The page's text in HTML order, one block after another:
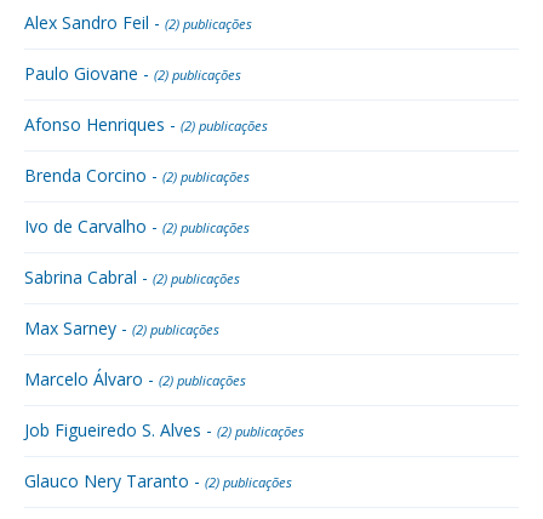
Alex Sandro Feil - (2) publicações
Paulo Giovane - (2) publicações
Afonso Henriques - (2) publicações
Brenda Corcino - (2) publicações
Ivo de Carvalho - (2) publicações
Sabrina Cabral - (2) publicações
Max Sarney - (2) publicações
Marcelo Álvaro - (2) publicações
Job Figueiredo S. Alves - (2) publicações
Glauco Nery Taranto - (2) publicações